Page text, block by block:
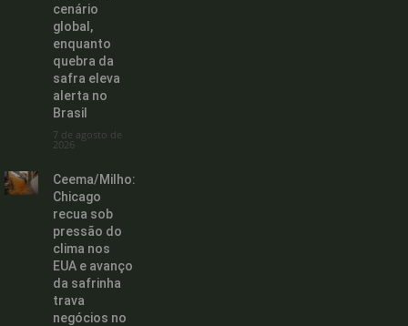
cenário
global,
enquanto
quebra da
safra eleva
alerta no
Brasil
7 de agosto de
2026
Ceema/Milho:
Chicago
recua sob
pressão do
clima nos
EUA e avanço
da safrinha
trava
negócios no